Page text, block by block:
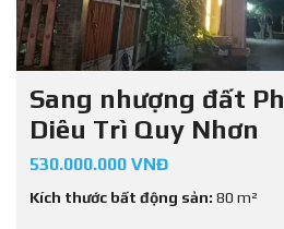
Sang nhượng đất
Diêu Trì Quy Nhơn
530.000.000 VNĐ
Kích thước bất động sản: 80 m²